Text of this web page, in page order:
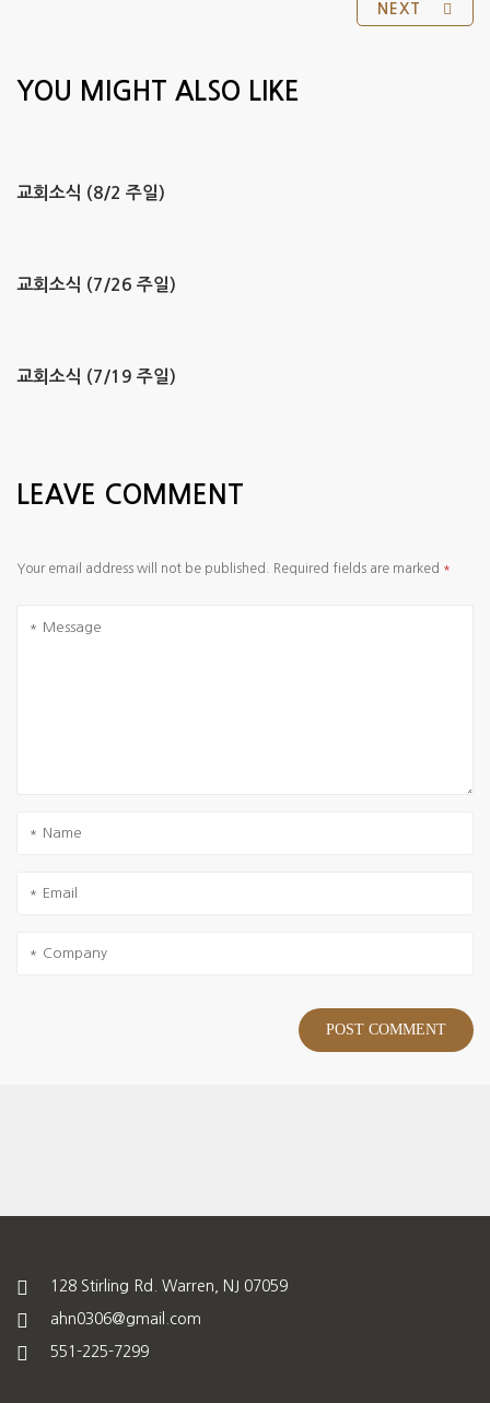
NEXT
YOU MIGHT ALSO LIKE
교회소식 (8/2 주일)
교회소식 (7/26 주일)
교회소식 (7/19 주일)
LEAVE COMMENT
Your email address will not be published. Required fields are marked *
128 Stirling Rd. Warren, NJ 07059
ahn0306@gmail.com
551-225-7299